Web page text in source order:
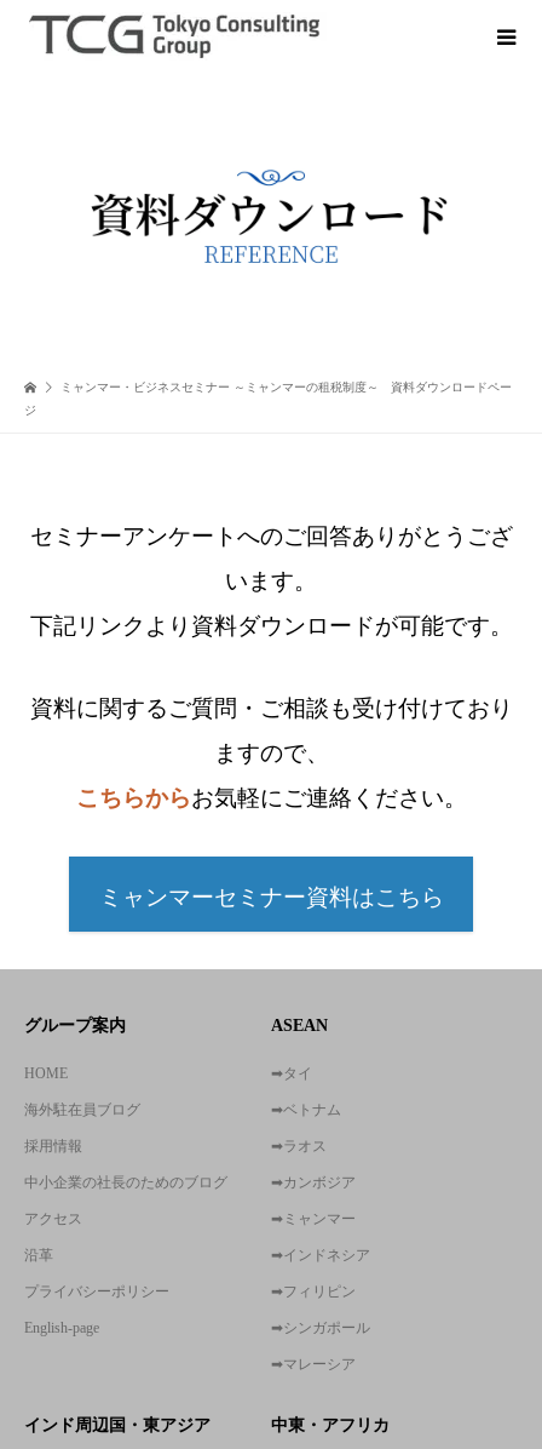
ミャンマー・ビジネスセミナー ～ミャンマーの租税制度～ 資料ダウンロードペー
ジ
セミナーアンケートへのご回答ありがとうござ
います。
下記リンクより資料ダウンロードが可能です。
資料に関するご質問・ご相談も受け付けており
ますので、
こちらからお気軽にご連絡ください。
ミャンマーセミナー資料はこちら
グループ案内
HOME
海外駐在員ブログ
採用情報
中小企業の社長のためのブログ
アクセス
沿革
プライバシーポリシー
English-page
ASEAN
➡タイ
➡ベトナム
➡ラオス
➡カンボジア
➡ミャンマー
➡インドネシア
➡フィリピン
➡シンガポール
➡マレーシア
インド周辺国・東アジア 中東・アフリカ